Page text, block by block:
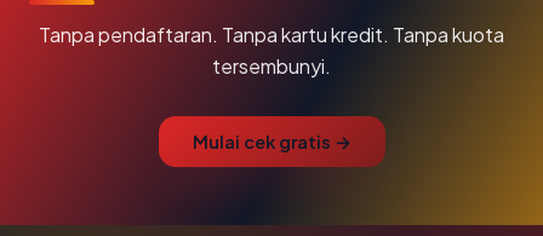
Tanpa pendaftaran. Tanpa kartu kredit. Tanpa kuota
tersembunyi.
Mulai cek gratis →